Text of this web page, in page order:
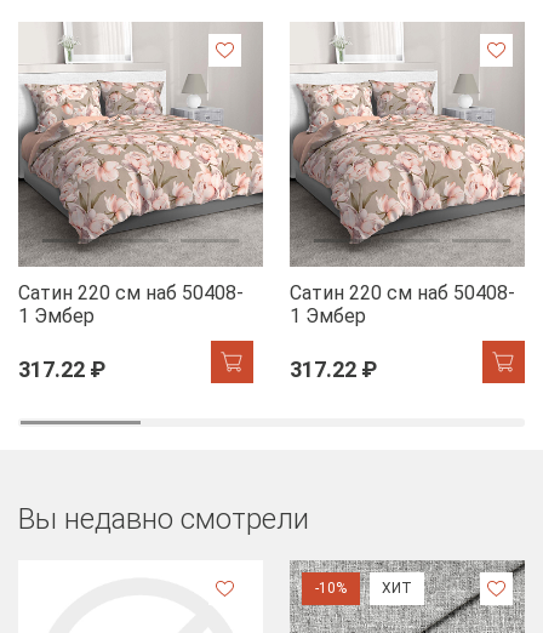
Сатин 220 см наб 50408-
1 Эмбер
317.22 ₽
Сатин 220 см наб 50408-
1 Эмбер
317.22 ₽
Вы недавно смотрели
-10% ХИТ